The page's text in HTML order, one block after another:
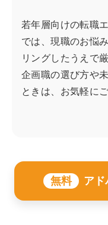
若年層向けの転職
では、現職のお悩
リングしたうえで
企画職の選び方や
ときは、お気軽に
無料 アド